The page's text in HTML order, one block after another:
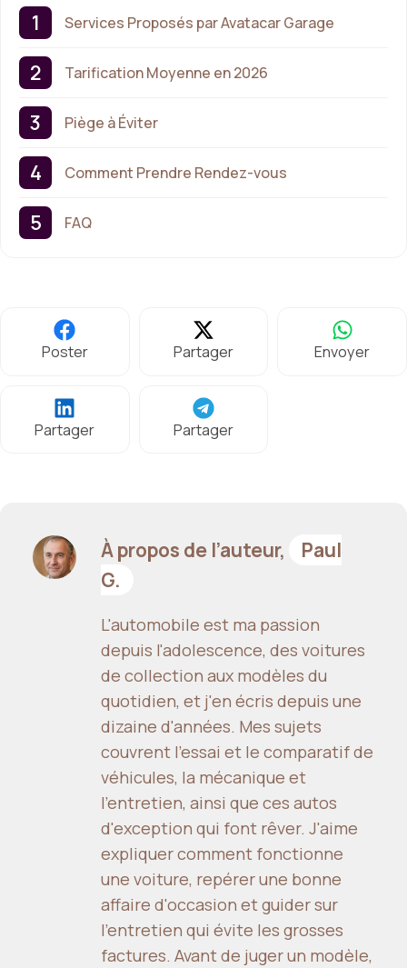
Services Proposés par Avatacar Garage
Tarification Moyenne en 2026
Piège à Éviter
Comment Prendre Rendez-vous
FAQ
Poster Partager Envoyer
Partager Partager
À propos de l’auteur,
Paul
G.
L'automobile est ma passion
depuis l'adolescence, des voitures
de collection aux modèles du
quotidien, et j'en écris depuis une
dizaine d'années. Mes sujets
couvrent l'essai et le comparatif de
véhicules, la mécanique et
l'entretien, ainsi que ces autos
d'exception qui font rêver. J'aime
expliquer comment fonctionne
une voiture, repérer une bonne
affaire d'occasion et guider sur
l'entretien qui évite les grosses
factures. Avant de juger un modèle,